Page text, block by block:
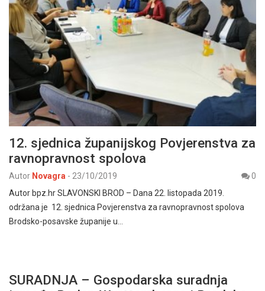
12. sjednica županijskog Povjerenstva za
ravnopravnost spolova
Autor Novagra - 23/10/2019
0
Autor bpz.hr SLAVONSKI BROD – Dana 22. listopada 2019.
održana je 12. sjednica Povjerenstva za ravnopravnost spolova
Brodsko-posavske županije u…
SURADNJA – Gospodarska suradnja